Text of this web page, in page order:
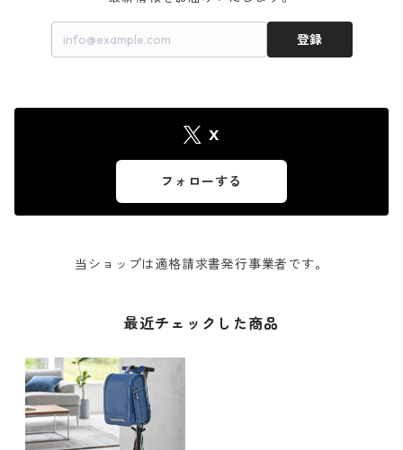
登録
X
フォローする
当ショップは適格請求書発行事業者です。
最近チェックした商品